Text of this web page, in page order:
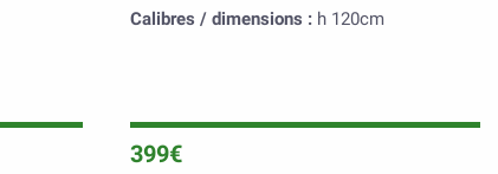
Calibres / dimensions : h 120cm
399€